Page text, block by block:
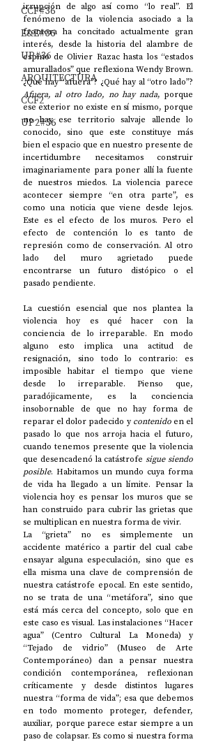
CCF#36
E&E#36
UP#36
ARQUITECTURA
CCF2
UP2#36
irrupción de algo así como “lo real”. El
fenómeno de la violencia asociado a la
frontera ha concitado actualmente gran
interés, desde la historia del alambre de
espino de Olivier Razac hasta los “estados
amurallados” que reflexiona Wendy Brown.
Afuera, al otro lado, no hay nada, porque
ese exterior no existe en sí mismo, porque
no hay ese territorio salvaje allende lo
conocido, sino que este constituye más
bien el espacio que en nuestro presente de
incertidumbre necesitamos construir
imaginariamente para poner allí la fuente
de nuestros miedos. La violencia parece
acontecer siempre “en otra parte”, es
como una noticia que viene desde lejos.
Este es el efecto de los muros. Pero el
efecto de contención lo es tanto de
represión como de conservación. Al otro
lado del muro agrietado puede
encontrarse un futuro distópico o el
pasado pendiente.
La cuestión esencial que nos plantea la
violencia hoy es qué hacer con la
conciencia de lo irreparable. En modo
alguno esto implica una actitud de
resignación, sino todo lo contrario: es
imposible habitar el tiempo que viene
desde lo irreparable. Pienso que,
paradójicamente, es la conciencia
insobornable de que no hay forma de
reparar el dolor padecido y contenido en el
pasado lo que nos arroja hacia el futuro,
cuando tenemos presente que la violencia
que desencadenó la catástrofe sigue siendo
posible. Habitamos un mundo cuya forma
de vida ha llegado a un límite. Pensar la
violencia hoy es pensar los muros que se
han construido para cubrir las grietas que
se multiplican en nuestra forma de vivir.
La “grieta” no es simplemente un
accidente matérico a partir del cual cabe
ensayar alguna especulación, sino que es
ella misma una clave de comprensión de
nuestra catástrofe epocal. En este sentido,
no se trata de una “metáfora”, sino que
está más cerca del concepto, solo que en
este caso es visual. Las instalaciones “Hacer
agua” (Centro Cultural La Moneda) y
“Tejado de vidrio” (Museo de Arte
Contemporáneo) dan a pensar nuestra
condición contemporánea, reflexionan
críticamente y desde distintos lugares
nuestra “forma de vida”; esa que debemos
en todo momento proteger, defender,
auxiliar, porque parece estar siempre a un
paso de colapsar. Es como si nuestra forma